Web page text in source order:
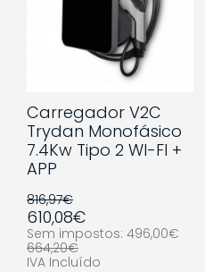
Carregador V2C
Trydan Monofásico
7.4Kw Tipo 2 WI-FI +
APP
816,97€
610,08€
Sem impostos: 496,00€
664,20€
IVA Incluído